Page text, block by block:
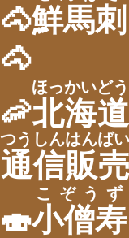
🐴鮮馬刺
🐴
🦐北海
ほっかいど
通信販売
つうしんはんばい
🍣小僧寿
こぞうず